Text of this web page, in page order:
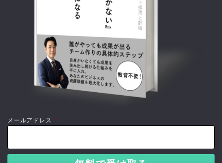
メールアドレス *